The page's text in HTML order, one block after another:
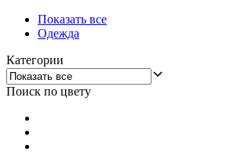
Показать все
Одежда
Категории
Поиск по цвету